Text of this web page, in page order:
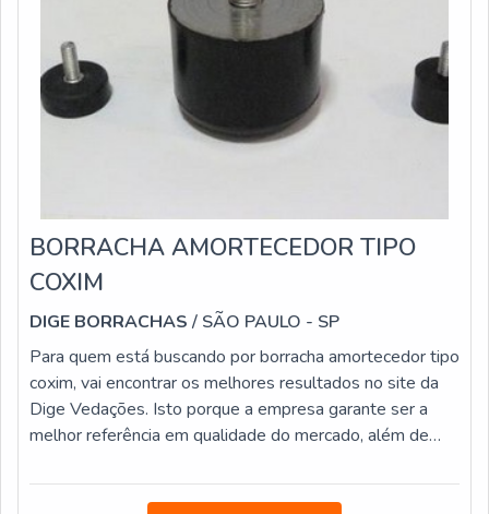
BORRACHA AMORTECEDOR TIPO
COXIM
DIGE BORRACHAS / SÃO PAULO - SP
Para quem está buscando por borracha amortecedor tipo
coxim, vai encontrar os melhores resultados no site da
Dige Vedações. Isto porque a empresa garante ser a
melhor referência em qualidade do mercado, além de
eficiência!INFORMAÇÕES IMPORTANTES SOBRE O